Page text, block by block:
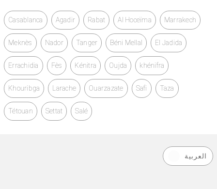
Casablanca Agadir Rabat Al Hoceïma Marrakech
Meknès Nador Tanger Béni Mellal El Jadida
Errachidia Fès Kénitra Oujda khénifra
Khouribga Larache Ouarzazate Safi Taza
Tétouan Settat Salé
العربية